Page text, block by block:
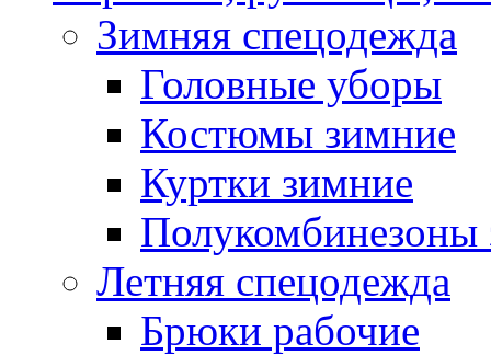
Зимняя спецодежда
Головные уборы
Костюмы зимние
Куртки зимние
Полукомбинезоны
Летняя спецодежда
Брюки рабочие